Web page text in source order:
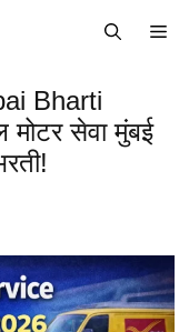
Bharti
मोटर सेवा मुंबई